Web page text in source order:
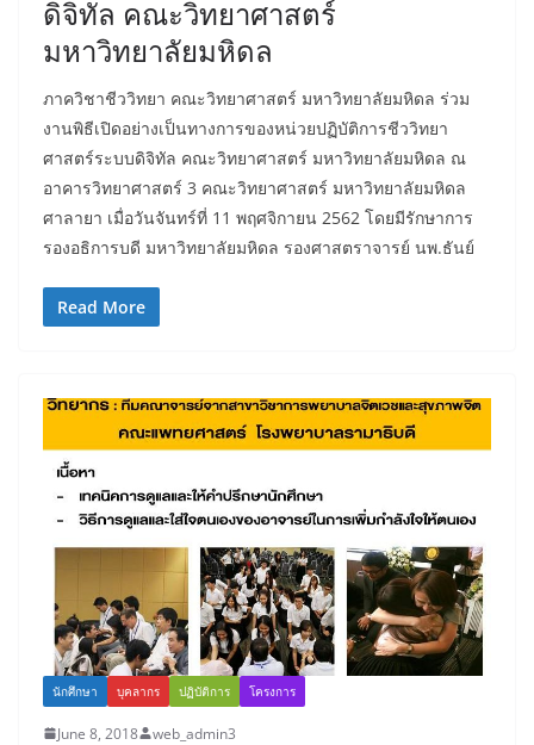
ดิจิทัล คณะวิทยาศาสตร์
มหาวิทยาลัยมหิดล
ภาควิชาชีววิทยา คณะวิทยาศาสตร์ มหาวิทยาลัยมหิดล ร่วม
งานพิธีเปิดอย่างเป็นทางการของหน่วยปฏิบัติการชีววิทยา
ศาสตร์ระบบดิจิทัล คณะวิทยาศาสตร์ มหาวิทยาลัยมหิดล ณ
อาคารวิทยาศาสตร์ 3 คณะวิทยาศาสตร์ มหาวิทยาลัยมหิดล
ศาลายา เมื่อวันจันทร์ที่ 11 พฤศจิกายน 2562 โดยมีรักษาการ
รองอธิการบดี มหาวิทยาลัยมหิดล รองศาสตราจารย์ นพ.ธันย์
Read More
นักศึกษา บุคลากร ปฏิบัติการ โครงการ
June 8, 2018 web_admin3